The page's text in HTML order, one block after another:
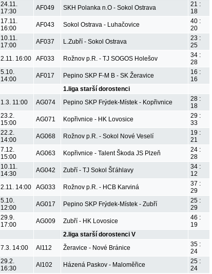
24.11.
17:30
AF049 SKH Polanka n.O - Sokol Ostrava
21 :
18
17.11.
16:00
AF043 Sokol Ostrava - Luhačovice
40 :
20
10.11.
17:00
AF037 L.Zubří - Sokol Ostrava
23 :
25
2.11. 16:00
AF033 Rožnov p.R. - TJ SOGOS Holešov
34 :
28
5.10.
14:00
AF017 Pepino SKP F-M B - SK Žeravice
16 :
16
1.liga starší dorostenci
1.3. 11:00
AG074 Pepino SKP Frýdek-Místek - Kopřivnice
28 :
18
23.2.
15:00
AG071 Kopřivnice - HK Lovosice
29 :
33
22.2.
14:00
AG068 Rožnov p.R. - Sokol Nové Veselí
19 :
21
7.12.
15:00
AG063 Kopřivnice - Talent Škoda JS Plzeň
24 :
28
10.11.
14:30
AG042 Zubří - TJ Sokol Šťáhlavy
34 :
12
2.11. 14:00
AG033 Rožnov p.R. - HCB Karviná
37 :
29
5.10.
12:00
AG017 Pepino SKP Frýdek-Místek - Zubří
25 :
29
29.9.
17:00
AG009 Zubří - HK Lovosice
46 :
19
2.liga starší dorostenci V
7.3. 14:00
AI112 Žeravice - Nové Bránice
35 :
24
29.2.
16:30
AI102 Házená Paskov - Maloměřice
25 :
24